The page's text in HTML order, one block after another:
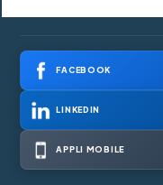
FACEBOOK
LINKEDIN
APPLI MOBILE